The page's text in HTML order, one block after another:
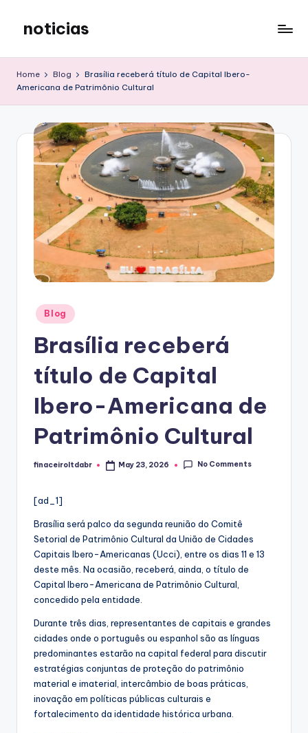
content
noticias
Home Blog
Brasília receberá título de Capital Ibero-
Americana de Patrimônio Cultural
Posted
in
Blog
Brasília receberá
título de Capital
Ibero-Americana de
Patrimônio Cultural
Posted
finaceiroltdabr May 23, 2026 No Comments
[ad_1]
Brasília será palco da segunda reunião do Comitê
Setorial de Patrimônio Cultural da União de Cidades
Capitais Ibero-Americanas (Ucci), entre os dias 11 e 13
deste mês. Na ocasião, receberá, ainda, o título de
Capital Ibero-Americana de Patrimônio Cultural,
concedido pela entidade.
Durante três dias, representantes de capitais e grandes
cidades onde o português ou espanhol são as línguas
predominantes estarão na capital federal para discutir
estratégias conjuntas de proteção do patrimônio
material e imaterial, intercâmbio de boas práticas,
inovação em políticas públicas culturais e
fortalecimento da identidade histórica urbana.